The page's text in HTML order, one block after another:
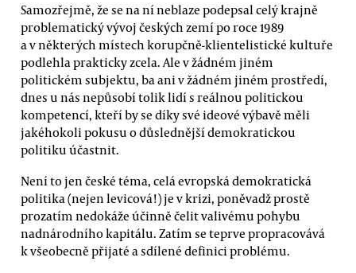
Samozřejmě, že se na ní neblaze podepsal celý krajně
problematický vývoj českých zemí po roce 1989
a v některých místech korupčně-klientelistické kultuře
podlehla prakticky zcela. Ale v žádném jiném
politickém subjektu, ba ani v žádném jiném prostředí,
dnes u nás nepůsobí tolik lidí s reálnou politickou
kompetencí, kteří by se díky své ideové výbavě měli
jakéhokoli pokusu o důslednější demokratickou
politiku účastnit.
Není to jen české téma, celá evropská demokratická
politika (nejen levicová!) je v krizi, poněvadž prostě
prozatím nedokáže účinně čelit valivému pohybu
nadnárodního kapitálu. Zatím se teprve propracovává
k všeobecně přijaté a sdílené definici problému.